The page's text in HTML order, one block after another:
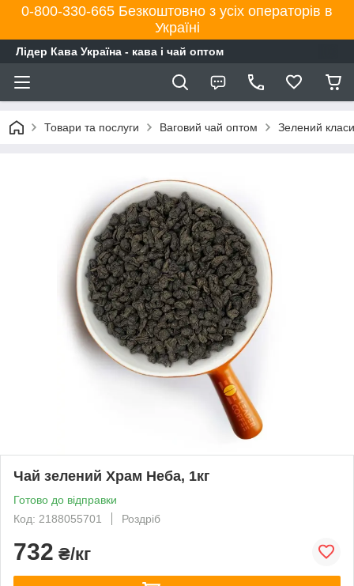
0-800-330-665 Безкоштовно з усіх операторів в
Україні
Лідер Кава Україна - кава і чай оптом
Товари та послуги Ваговий чай оптом Зелений
Чай зелений Храм Неба, 1кг
Готово до відправки
Код: 2188055701
Роздріб
732 ₴/кг